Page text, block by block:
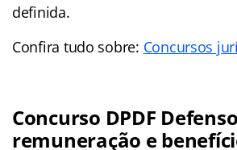
definida.
Confira tudo sobre: Concursos
Concurso DPDF
remuneração e